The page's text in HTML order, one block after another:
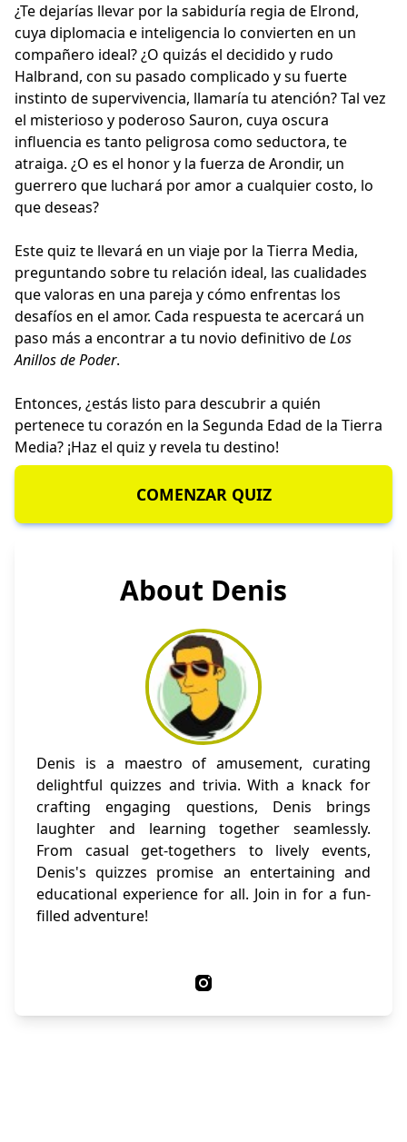
¿Te dejarías llevar por la sabiduría regia de Elrond,
cuya diplomacia e inteligencia lo convierten en un
compañero ideal? ¿O quizás el decidido y rudo
Halbrand, con su pasado complicado y su fuerte
instinto de supervivencia, llamaría tu atención? Tal vez
el misterioso y poderoso Sauron, cuya oscura
influencia es tanto peligrosa como seductora, te
atraiga. ¿O es el honor y la fuerza de Arondir, un
guerrero que luchará por amor a cualquier costo, lo
que deseas?
Este quiz te llevará en un viaje por la Tierra Media,
preguntando sobre tu relación ideal, las cualidades
que valoras en una pareja y cómo enfrentas los
desafíos en el amor. Cada respuesta te acercará un
paso más a encontrar a tu novio definitivo deLos
Anillos de Poder.
Entonces, ¿estás listo para descubrir a quién
pertenece tu corazón en la Segunda Edad de la Tierra
Media? ¡Haz el quiz y revela tu destino!
COMENZAR QUIZ
About Denis
Denis is a maestro of amusement, curating
delightful quizzes and trivia. With a knack for
crafting engaging questions, Denis brings
laughter and learning together seamlessly.
From casual get-togethers to lively events,
Denis's quizzes promise an entertaining and
educational experience for all. Join in for a fun-
filled adventure!